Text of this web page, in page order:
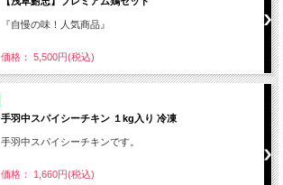
『自慢の味！人気商品』
価格： 5,500円(税込)
手羽中スパイシーチキン １kg入り 冷凍
手羽中スパイシーチキンです。
価格： 1,660円(税込)